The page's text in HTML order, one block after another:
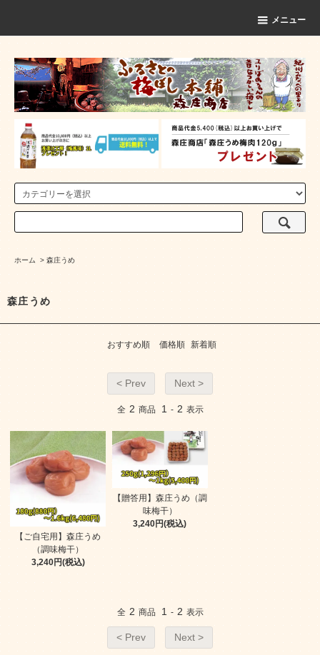
メニュー
ホーム > 森庄うめ
森庄うめ
おすすめ順 価格順 新着順
< Prev Next >
全 2 商品 1 - 2 表示
【ご自宅用】森庄うめ
（調味梅干）
3,240円(税込)
【贈答用】森庄うめ（調
味梅干）
3,240円(税込)
全 2 商品 1 - 2 表示
< Prev Next >